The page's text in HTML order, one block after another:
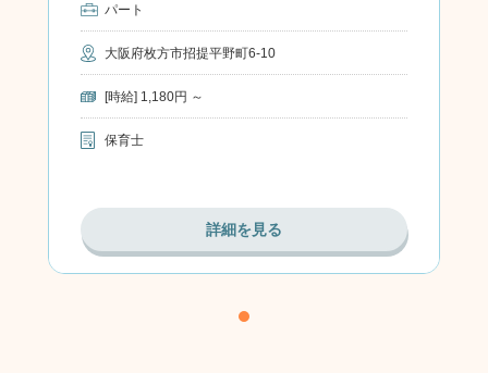
パート
大阪府枚方市招提平野町6-10
[時給] 1,180円 ～
保育士
詳細を見る